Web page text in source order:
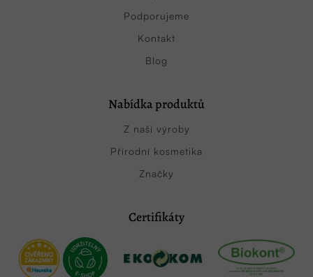
Podporujeme
Kontakt
Blog
Nabídka produktů
Z naší výroby
Přírodní kosmetika
Značky
Certifikáty